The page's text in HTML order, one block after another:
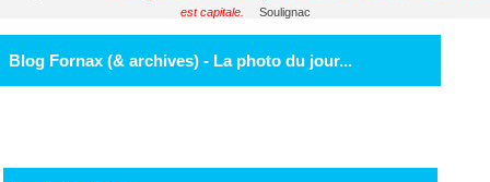
est capitale.
Soulignac
Blog Fornax (& archives) - La photo du jour...